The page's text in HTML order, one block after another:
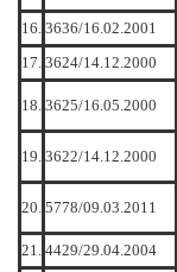
16. 3636/16.02.2001
17. 3624/14.12.2000
18. 3625/16.05.2000
19. 3622/14.12.2000
20. 5778/09.03.2011
21. 4429/29.04.2004